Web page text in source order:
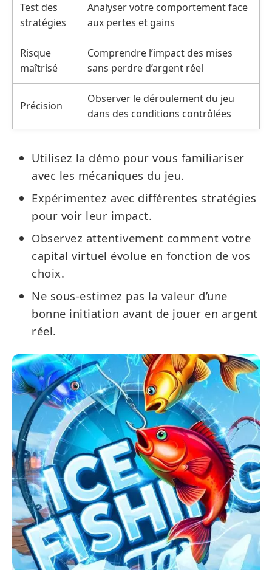
Test des
stratégies
Analyser votre comportement face
aux pertes et gains
Risque
maîtrisé
Comprendre l’impact des mises
sans perdre d’argent réel
Précision
Observer le déroulement du jeu
dans des conditions contrôlées
Utilisez la démo pour vous familiariser
avec les mécaniques du jeu.
Expérimentez avec différentes stratégies
pour voir leur impact.
Observez attentivement comment votre
capital virtuel évolue en fonction de vos
choix.
Ne sous-estimez pas la valeur d’une
bonne initiation avant de jouer en argent
réel.